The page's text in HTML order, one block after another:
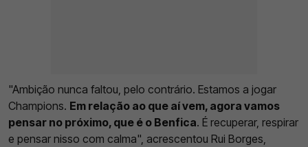
"Ambição nunca faltou, pelo contrário. Estamos a jogar
Champions. Em relação ao que aí vem, agora vamos
pensar no próximo, que é o Benfica. É recuperar, respirar
e pensar nisso com calma", acrescentou Rui Borges,